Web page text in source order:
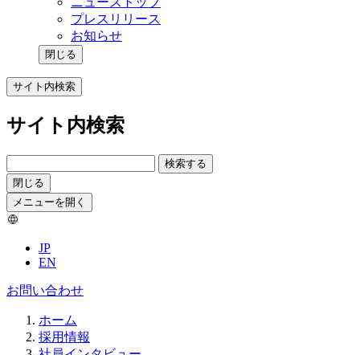
プレスリリース
お知らせ
閉じる
サイト内検索
サイト内検索
検索する
閉じる
メニューを開く
JP
EN
お問い合わせ
ホーム
採用情報